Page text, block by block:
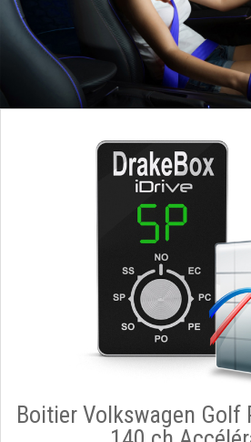
Boitier Volkswagen Golf